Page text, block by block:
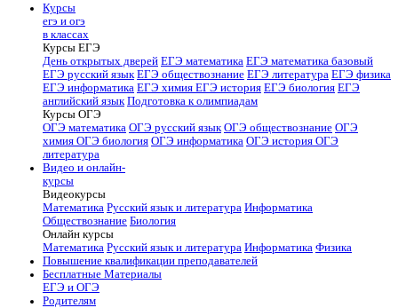
Курсы
егэ и огэ
в классах
Курсы ЕГЭ
День открытых дверей ЕГЭ математика ЕГЭ математика базовый
ЕГЭ русский язык ЕГЭ обществознание ЕГЭ литература ЕГЭ физика
ЕГЭ информатика ЕГЭ химия ЕГЭ история ЕГЭ биология ЕГЭ
английский язык Подготовка к олимпиадам
Курсы ОГЭ
ОГЭ математика ОГЭ русский язык ОГЭ обществознание ОГЭ
химия ОГЭ биология ОГЭ информатика ОГЭ история ОГЭ
литература
Видео и онлайн-
курсы
Видеокурсы
Математика Русский язык и литература Информатика
Обществознание Биология
Онлайн курсы
Математика Русский язык и литература Информатика Физика
Повышение квалификации преподавателей
Бесплатные Материалы
ЕГЭ и ОГЭ
Родителям